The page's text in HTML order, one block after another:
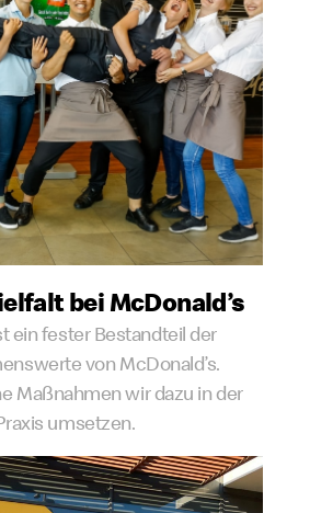
bei McDonald’s
ein fester Bestandteil der
von McDonald’s.
Maßnahmen wir dazu in der
umsetzen.